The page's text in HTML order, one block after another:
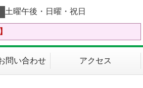
土曜午後・日曜・祝日
問い合わせ アクセス